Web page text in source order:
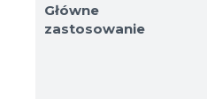
Główne
zastosowanie